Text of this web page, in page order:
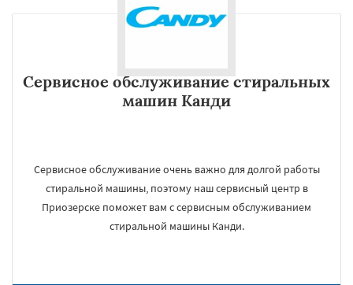
Сервисное обслуживание стиральных
машин Канди
Сервисное обслуживание очень важно для долгой работы
стиральной машины, поэтому наш сервисный центр в
Приозерске поможет вам с сервисным обслуживанием
стиральной машины Канди.